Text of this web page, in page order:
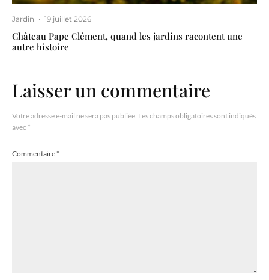
Jardin · 19 juillet 2026
Château Pape Clément, quand les jardins racontent une
autre histoire
Laisser un commentaire
Votre adresse e-mail ne sera pas publiée. Les champs obligatoires sont indiqués
avec *
Commentaire*